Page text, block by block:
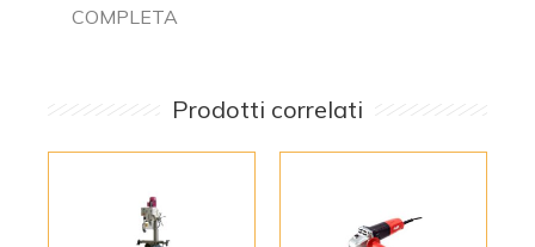
COMPLETA
Prodotti correlati